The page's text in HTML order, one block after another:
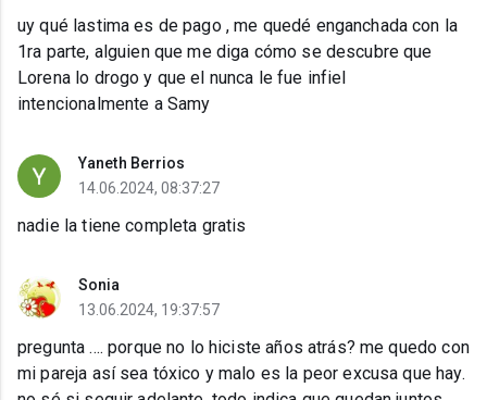
uy qué lastima es de pago , me quedé enganchada con la
1ra parte, alguien que me diga cómo se descubre que
Lorena lo drogo y que el nunca le fue infiel
intencionalmente a Samy
Yaneth Berrios
14.06.2024, 08:37:27
nadie la tiene completa gratis
Sonia
13.06.2024, 19:37:57
pregunta .... porque no lo hiciste años atrás? me quedo con
mi pareja así sea tóxico y malo es la peor excusa que hay.